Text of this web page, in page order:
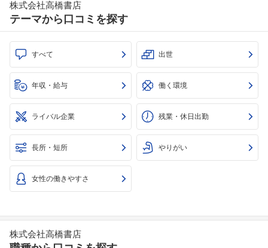
株式会社高橋書店
テーマから口コミを探す
すべて 出世
年収・給与 働く環境
ライバル企業 残業・休日出勤
長所・短所 やりがい
女性の働きやすさ
株式会社高橋書店